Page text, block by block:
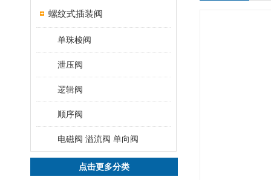
螺纹式插装阀
单珠梭阀
泄压阀
逻辑阀
顺序阀
电磁阀 溢流阀 单向阀
点击更多分类